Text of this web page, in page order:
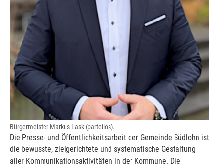
Bürgermeister Markus Lask (parteilos).
Die Presse- und Öffentlichkeitsarbeit der Gemeinde Südlohn ist
die bewusste, zielgerichtete und systematische Gestaltung
aller Kommunikationsaktivitäten in der Kommune. Die